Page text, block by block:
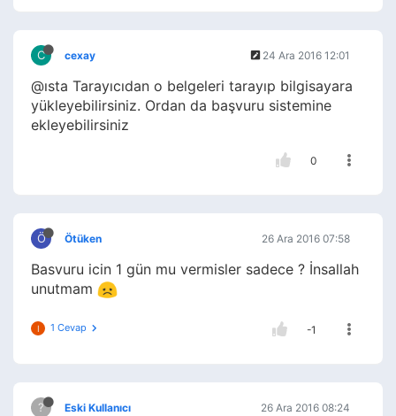
C cexay 24 Ara 2016 12:01
@ısta Tarayıcıdan o belgeleri tarayıp bilgisayara
yükleyebilirsiniz. Ordan da başvuru sistemine
ekleyebilirsiniz
0
Ö Ötüken 26 Ara 2016 07:58
Basvuru icin 1 gün mu vermisler sadece ? İnsallah
unutmam
I 1 Cevap -1
? Eski Kullanıcı 26 Ara 2016 08:24